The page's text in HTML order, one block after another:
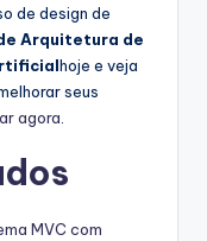
de design de
Arquitetura de
hoje e veja
seus
agora
MVC com